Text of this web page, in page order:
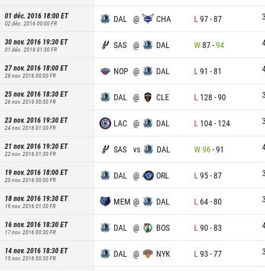
01 déc. 2016 18:00ET
02 déc. 2016 00:00FR DAL @ CHA L 97-87
30 nov. 2016 19:30ET
01 déc. 2016 01:30FR SAS @ DAL W87-94
27 nov. 2016 18:00ET
28 nov. 2016 00:00FR NOP @ DAL L 91 -81
25 nov. 2016 18:30ET
26 nov. 2016 00:30FR DAL @ CLE L 128 -90
23 nov. 2016 19:30ET
24 nov. 2016 01:30FR LAC @ DAL L 104- 124
21 nov. 2016 19:30ET
22 nov. 2016 01:30FR SAS vs DAL W96-91
19 nov. 2016 18:00ET
20 nov. 2016 00:00FR DAL @ ORL L 95-87
18 nov. 2016 19:30ET
19 nov. 2016 01:30FR MEM @ DAL L 64-80
16 nov. 2016 18:30ET
17 nov. 2016 00:30FR DAL @ BOS L 90-83
14 nov. 2016 18:30ET
15 nov. 2016 00:30FR DAL @ NYK L 93 -77